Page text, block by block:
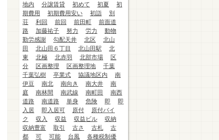
地内
分譲賃貸 初めて 初夏
初
期費用
初期費用安い 初詣
別
荘
利回 前回 前田町
前面道
路
加藤祐子 努力 労力
動物
勤労感謝
勾配天井 北区
北山
田
北山田６丁目 北山田駅
北
東
北極 北赤羽 北部市場
区
分
区画整理 区画整理地
千葉
千葉弘樹
卒業式 協議地区内
南
伊豆
南北 南向き 南大井
南
庭
南林間 南武線 南町田
南西
道路
南道路 単身 危険 即
即
入居
即入居可 原付
原付バイ
ク
収入 収益 収益ビル
収納
収納豊富
取引 古さ 古札
古
都
可 可能 台風
各種税制優